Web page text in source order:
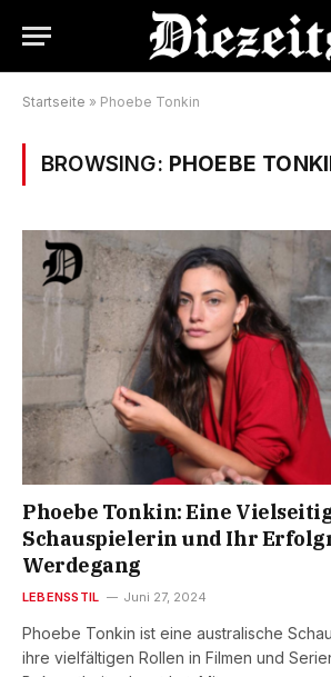
Startseite » Phoebe Tonkin
BROWSING: PHOEBE
Phoebe Tonkin: Eine
Schauspielerin und Ihr
Werdegang
LEBENSSTIL Juni 27, 2024
Phoebe Tonkin ist eine australische
ihre vielfältigen Rollen in Filmen und